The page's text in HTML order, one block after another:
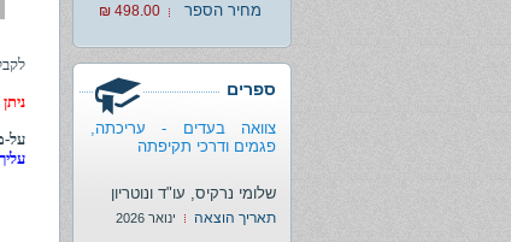
מחיר הספר 498.00 ₪
ספרים
צוואה בעדים - עריכתה,
פגמים ודרכי תקיפתה
שלומי נרקיס, עו"ד ונוטריון
תאריך הוצאה ינואר 2026
על-